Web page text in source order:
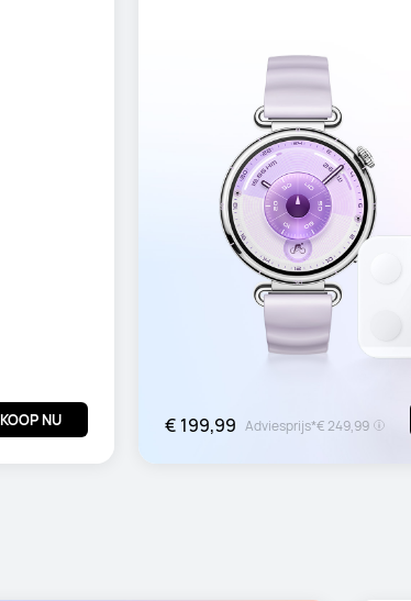
KOOP NU € 199,99 Adviesprijs*€ 249,99